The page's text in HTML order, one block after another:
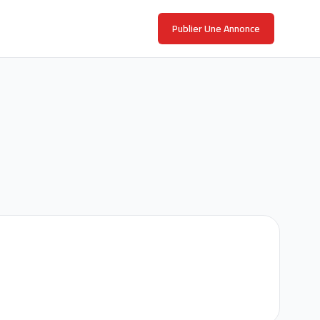
Publier Une Annonce